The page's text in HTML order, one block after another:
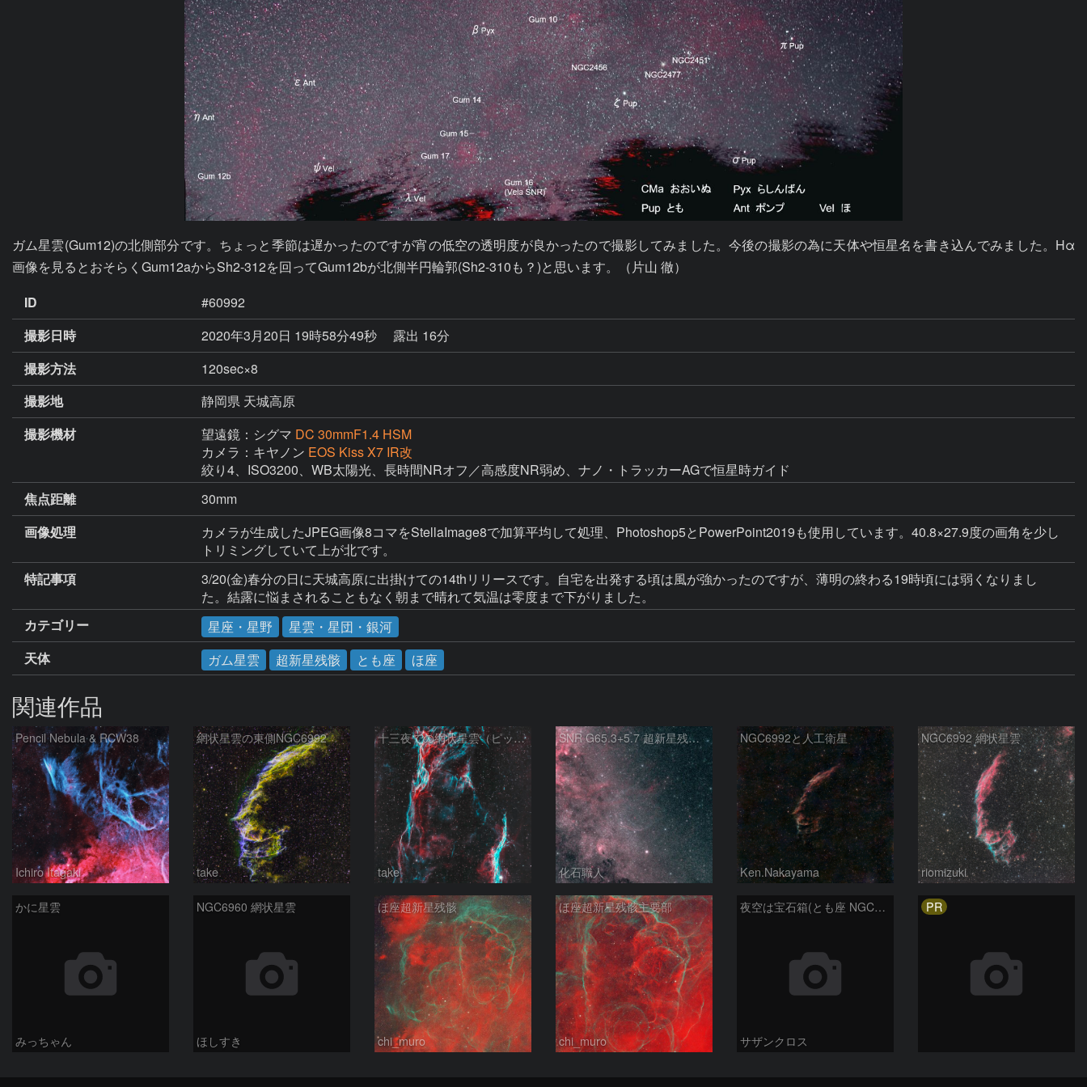
ガム星雲(Gum12)の北側部分です。ちょっと季節は遅かったのですが宵の低空の透明度が良かったので撮影してみました。今後の撮影の為に天体や恒星名を書き込んでみました。Hα
画像を見るとおそらくGum12aからSh2-312を回ってGum12bが北側半円輪郭(Sh2-310も？)と思います。（片山 徹）
ID
#60992
撮影日時
2020年3月20日 19時58分49秒
露出 16分
撮影方法
120sec×8
撮影地
静岡県 天城高原
撮影機材
望遠鏡：シグマ DC 30mmF1.4 HSM
カメラ：キヤノン EOS Kiss X7 IR改
絞り4、ISO3200、WB太陽光、長時間NRオフ／高感度NR弱め、ナノ・トラッカーAGで恒星時ガイド
焦点距離
30mm
画像処理
カメラが生成したJPEG画像8コマをStellaImage8で加算平均して処理、Photoshop5とPowerPoint2019も使用しています。40.8×27.9度の画角を少し
トリミングしていて上が北です。
特記事項
3/20(金)春分の日に天城高原に出掛けての14thリリースです。自宅を出発する頃は風が強かったのですが、薄明の終わる19時頃には弱くなりまし
た。結露に悩まされることもなく朝まで晴れて気温は零度まで下がりました。
カテゴリー
星座・星野
星雲・星団・銀河
天体
ガム星雲 超新星残骸 とも座 ほ座
関連作品
Pencil Nebula & RCW38
Ichiro Itagaki
網状星雲の東側NGC6992
take
十三夜での網状星雲（ピッカリングの三角）
take
SNR G65.3+5.7 超新星残骸 アルビレオ周辺 はくちょう座
化石職人
NGC6992と人工衛星
Ken.Nakayama
NGC6992 網状星雲
riomizuki
かに星雲
みっちゃん
NGC6960 網状星雲
ほしすき
ほ座超新星残骸
chi_muro
ほ座超新星残骸主要部
chi_muro
夜空は宝石箱(とも座 NGC2438) Seestar50
サザンクロス
PR